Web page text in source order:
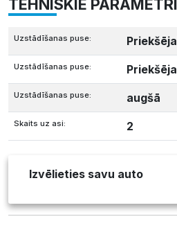
TEHNISKIE PARAMETRI
Uzstādīšanas puse:
Uzstādīšanas puse:
Uzstādīšanas puse: augšā
Skaits uz asi: 2
Izvēlieties savu auto